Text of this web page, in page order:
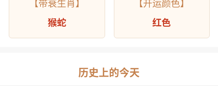
【带衰生肖】
猴蛇
【开运颜色】
红色
历史上的今天